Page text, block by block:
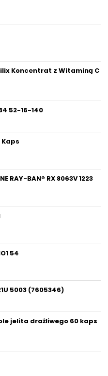
Koncentrat z Witaminą C
52-16-140
RAY-BAN® RX 8063V 1223
54
5003 (7605346)
jelita drażliwego 60 kaps